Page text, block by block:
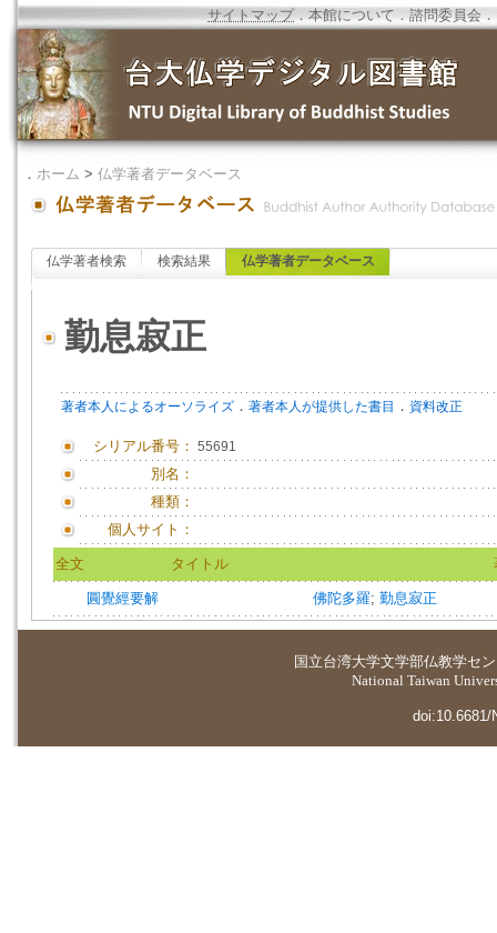
サイトマップ．本館について ．諮問委員会 ．
． ホーム > 仏学著者データベース
仏学著者検索 検索結果 仏学著者データベース
勤息寂正
著者本人によるオーソライズ ． 著者本人が提供した書目 ． 資料改正
シリアル番号： 55691
別名：
種類：
個人サイト：
全文 タイトル
圓覺經要解 佛陀多羅; 勤息寂正
国立台湾大学文学部仏教学セ
National Taiwan
doi:10.6681/